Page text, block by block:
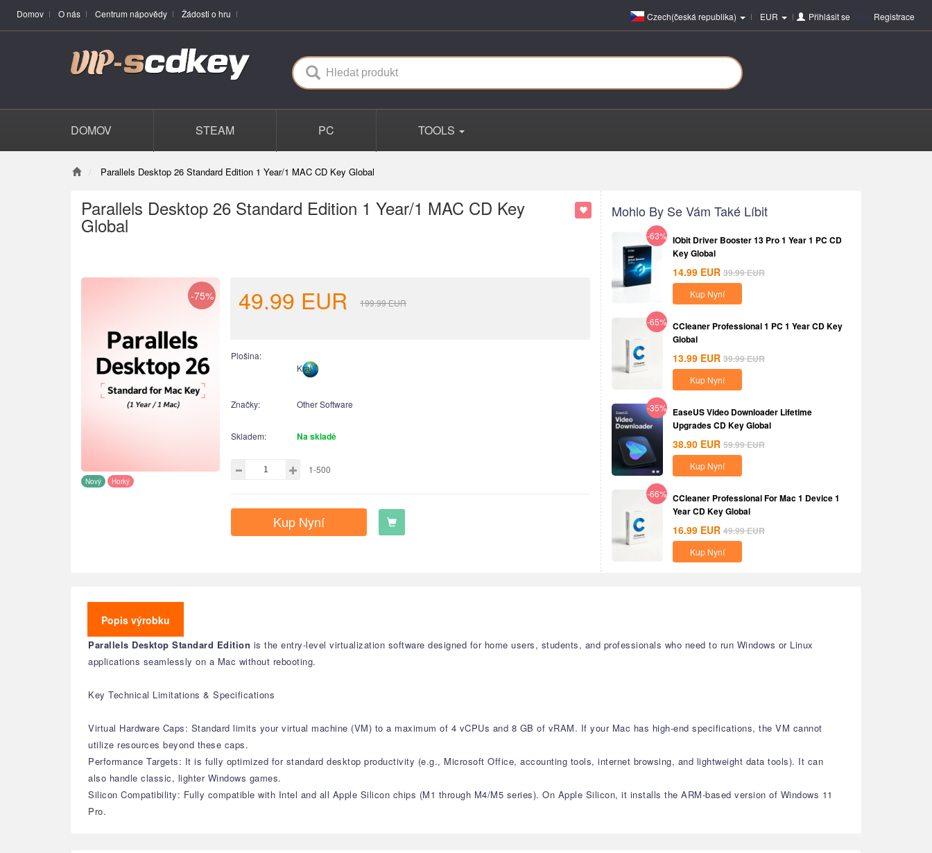
Domov O nás Centrum nápovědy Žádosti o hru Czech(česká republika) EUR Přihlásit se nebo Registrace
DOMOV STEAM PC TOOLS
Parallels Desktop 26 Standard Edition 1 Year/1 MAC CD Key Global
Parallels Desktop 26 Standard Edition 1 Year/1 MAC CD Key
Global
-75%
Nový Horký
49.99 EUR 199.99EUR
Plošina:
Kraj:
Značky: Other Software
Skladem: Na skladě
1-500
Kup Nyní
Mohlo By Se Vám Také Líbit
-63% IObit Driver Booster 13 Pro 1 Year 1 PC CD
Key Global
14.99 EUR 39.99EUR
Kup Nyní
-65% CCleaner Professional 1 PC 1 Year CD Key
Global
13.99 EUR 39.99EUR
Kup Nyní
-35% EaseUS Video Downloader Lifetime
Upgrades CD Key Global
38.90 EUR 59.99EUR
Kup Nyní
-66% CCleaner Professional For Mac 1 Device 1
Year CD Key Global
16.99 EUR 49.99EUR
Kup Nyní
Popis výrobku
Parallels Desktop Standard Edition is the entry-level virtualization software designed for home users, students, and professionals who need to run Windows or Linux
applications seamlessly on a Mac without rebooting.
Key Technical Limitations & Specifications
Virtual Hardware Caps: Standard limits your virtual machine (VM) to a maximum of 4 vCPUs and 8 GB of vRAM. If your Mac has high-end specifications, the VM cannot
utilize resources beyond these caps.
Performance Targets: It is fully optimized for standard desktop productivity (e.g., Microsoft Office, accounting tools, internet browsing, and lightweight data tools). It can
also handle classic, lighter Windows games.
Silicon Compatibility: Fully compatible with Intel and all Apple Silicon chips (M1 through M4/M5 series). On Apple Silicon, it installs the ARM-based version of Windows 11
Pro.